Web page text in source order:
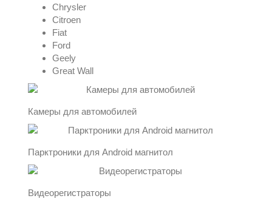
КонтактыChrysler
Citroen
Fiat
Ford
Geely
Great Wall
Камеры для автомобилей
Парктроники для Android магнитол
Видеорегистраторы